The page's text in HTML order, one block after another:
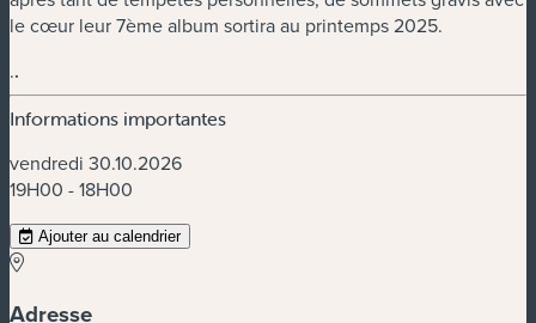
le cœur leur 7ème album sortira au printemps 2025.
..
Informations importantes
vendredi 30.10.2026
19H00 - 18H00
Ajouter au calendrier
Adresse